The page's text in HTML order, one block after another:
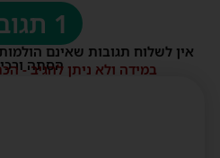
1 תגובות
אין לשלוח תגובות שאינם
הסתה
במידה ולא ניתן להגיב -